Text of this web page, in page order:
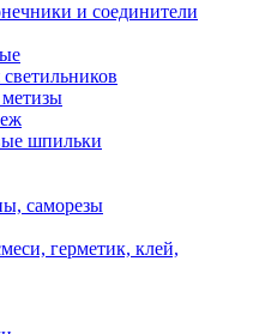
и соединители
шпильки
саморезы
герметик, клей,